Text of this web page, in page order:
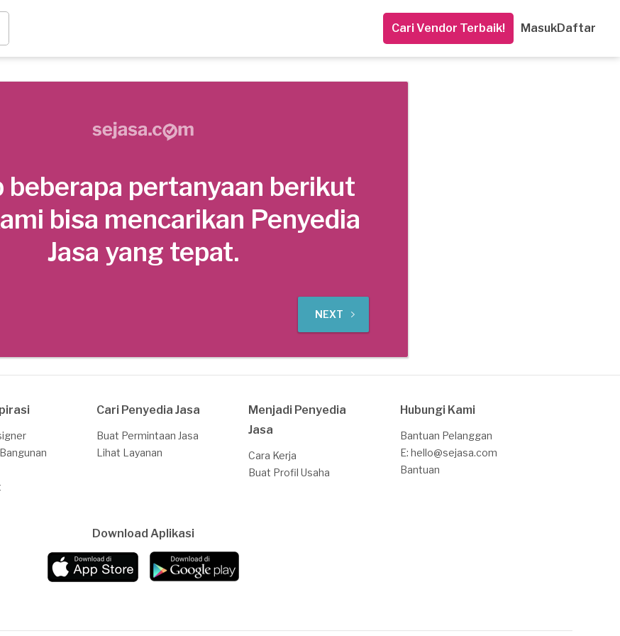
Cari Vendor Terbaik! MasukDaftar
beberapa pertanyaan berikut
bisa mencarikan Penyedia
Jasa yang tepat.
NEXT
Cari Penyedia Jasa
Buat Permintaan Jasa
Lihat Layanan
Menjadi Penyedia
Jasa
Cara Kerja
Buat Profil Usaha
Hubungi Kami
Bantuan Pelanggan
E: hello@sejasa.com
Bantuan
Download Aplikasi